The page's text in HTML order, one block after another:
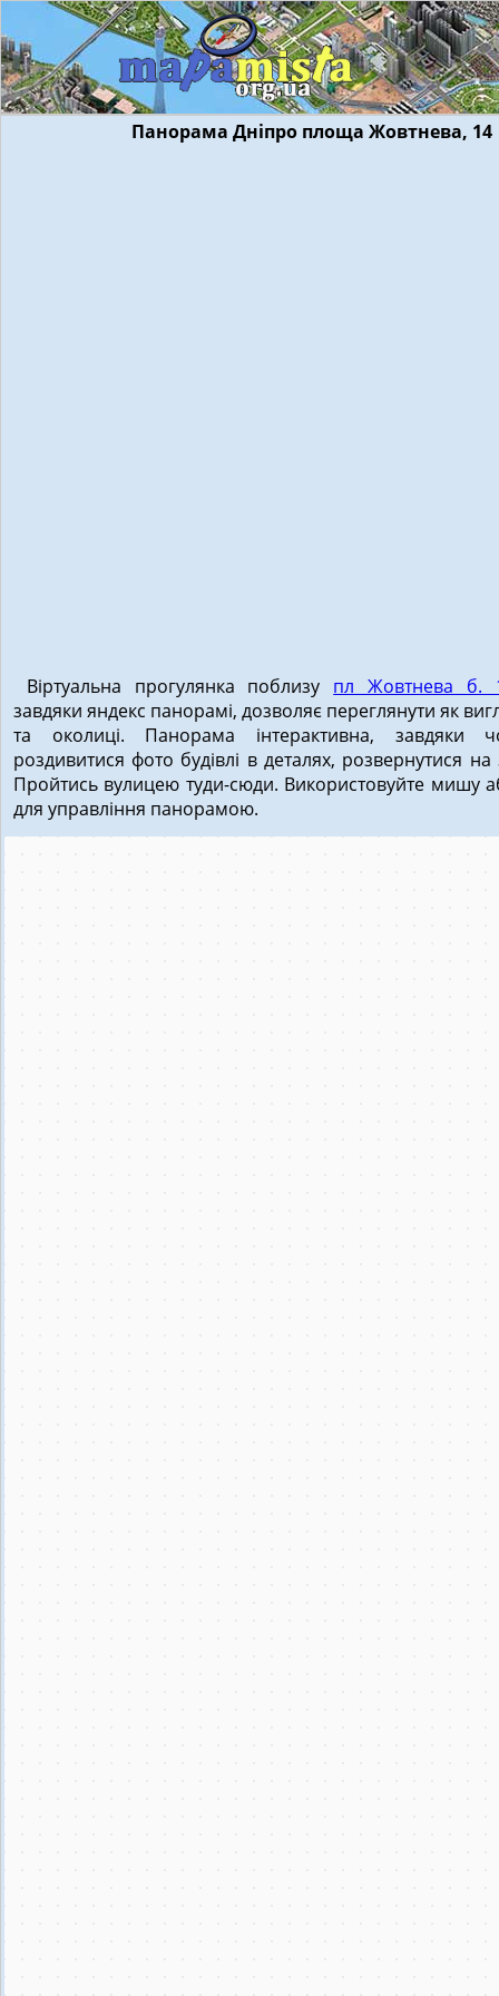
Панорама Дніпро площа Жовтнева, 14
Віртуальна прогулянка поблизу пл Жовтнева б.
завдяки яндекс панорамі, дозволяє переглянути як
та околиці. Панорама інтерактивна, завдяки
роздивитися фото будівлі в деталях, розвернутися на
Пройтись вулицею туди-сюди. Використовуйте мишу
для управління панорамою.